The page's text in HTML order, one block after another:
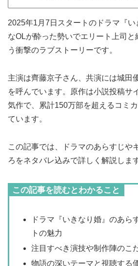
2025年1月7日スタートのドラマ『
なOLが酔った勢いでエリート上司と
う衝撃のラブストーリーです。
主演は齊藤京子さん、共演には城田
を呼んでいます。原作は小説投稿サ
気作で、累計150万部を超えるコミ
ています。
この記事では、ドラマのあらすじや
ろをネタバレ込みで詳しく解説します
この記事を読むとわかること
ドラマ『いきなり婚』のあら
トの魅力
注目すべき演技や制作陣のこ
物語の深いテーマと視聴する